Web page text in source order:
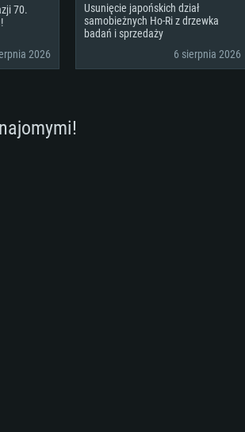
70.
2026
Usunięcie japońskich dział
samobieżnych Ho-Ri z drzewka
badań i sprzedaży
6 sierpnia 2026